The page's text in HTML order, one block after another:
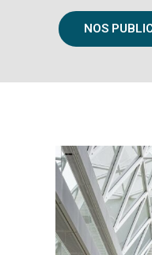
NOS